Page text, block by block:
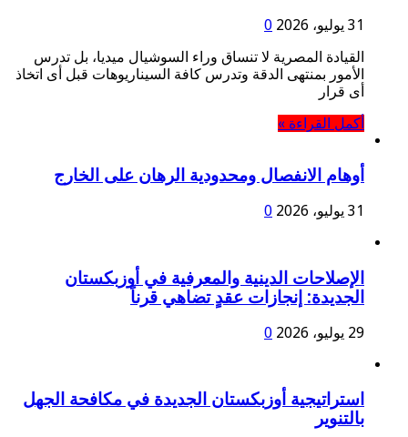
31 يوليو، 2026
0
القيادة المصرية لا تنساق وراء السوشيال ميديا، بل تدرس
الأمور بمنتهى الدقة وتدرس كافة السيناريوهات قبل أى اتخاذ
أى قرار
أكمل القراءة »
أوهام الانفصال ومحدودية الرهان على الخارج
31 يوليو، 2026 0
الإصلاحات الدينية والمعرفية في أوزبكستان
الجديدة: إنجازات عقدٍ تضاهي قرناً
29 يوليو، 2026 0
استراتيجية أوزبكستان الجديدة في مكافحة الجهل
بالتنوير